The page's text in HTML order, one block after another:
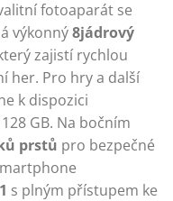
fotoaparát se
výkonný8jádrový
zajistí rychlou
her. Pro hry a další
k dispozici
GB. Na bočním
prstů pro bezpečné
s plným přístupem ke